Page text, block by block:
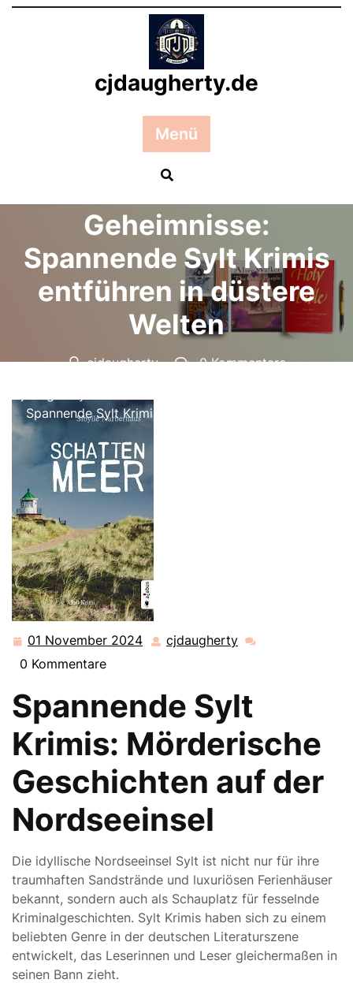
Zum
cjdaugherty.de
Menü
Posted On 01 November 2024
Mörderische
Geheimnisse:
Spannende Sylt Krimis
entführen in düstere
Welten
cjdaugherty
0 Kommentare
Spannende Sylt Krimis entführen in düstere Welten
01 November 2024 01 cjdaugherty cjdaugherty
0 Kommentare
Spannende Sylt
Krimis: Mörderische
Geschichten auf der
Nordseeinsel
Die idyllische Nordseeinsel Sylt ist nicht nur für ihre
traumhaften Sandstrände und luxuriösen Ferienhäuser
bekannt, sondern auch als Schauplatz für fesselnde
Kriminalgeschichten. Sylt Krimis haben sich zu einem
beliebten Genre in der deutschen Literaturszene
entwickelt, das Leserinnen und Leser gleichermaßen in
seinen Bann zieht.